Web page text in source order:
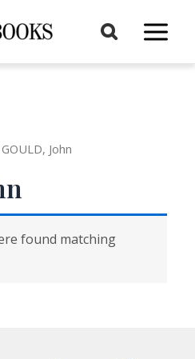
Main
John
found matching